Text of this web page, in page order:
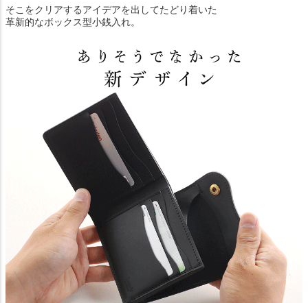
そこをクリアするアイデアを出してたどり着いた
革新的なボックス型小銭入れ。